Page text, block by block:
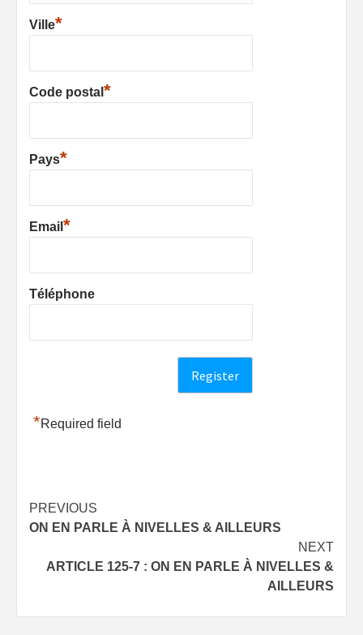
Ville*
Code postal *
Pays*
Email *
Téléphone
*Required field
Post
navigation
PREVIOUS
ON EN PARLE À NIVELLES & AILLEURS
NEXT
ARTICLE 125-7 : ON EN PARLE À NIVELLES &
AILLEURS